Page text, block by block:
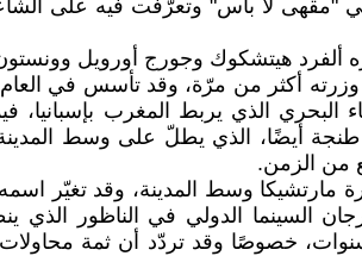
"مقهى لا باس" وتعرّفت فيه على
الذي يربط المغرب بإسبانيا،
أيضًا، الذي يطلّ على وسط
من الزمن.
البحري الذي بناه الإسبان في العام 1941، ويقع على ضفة بحيرة مارتشيكا وسط
السينما الدولي في الناظور الذي
سنوات، خصوصًا وقد تردّد أن ثمة